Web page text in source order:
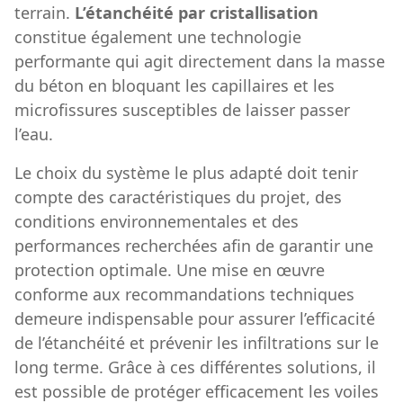
terrain. L’étanchéité par cristallisation
constitue également une technologie
performante qui agit directement dans la masse
du béton en bloquant les capillaires et les
microfissures susceptibles de laisser passer
l’eau.
Le choix du système le plus adapté doit tenir
compte des caractéristiques du projet, des
conditions environnementales et des
performances recherchées afin de garantir une
protection optimale. Une mise en œuvre
conforme aux recommandations techniques
demeure indispensable pour assurer l’efficacité
de l’étanchéité et prévenir les infiltrations sur le
long terme. Grâce à ces différentes solutions, il
est possible de protéger efficacement les voiles